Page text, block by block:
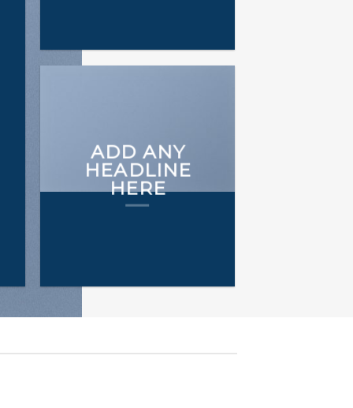
ADD ANY
HEADLINE
HERE